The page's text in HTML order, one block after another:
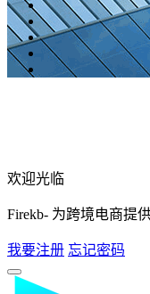
欢迎光临
Firekb- 为跨境电商提
我要注册 忘记密码